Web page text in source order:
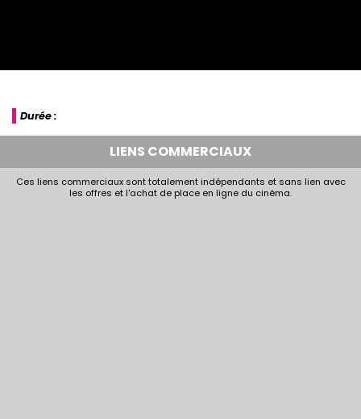
Durée :
LIENS COMMERCIAUX
Ces liens commerciaux sont totalement indépendants et sans lien avec
les offres et l'achat de place en ligne du cinéma.